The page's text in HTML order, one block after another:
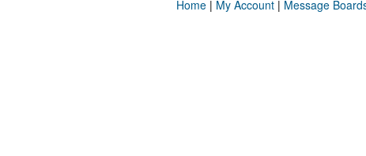
Home| My Account| Message